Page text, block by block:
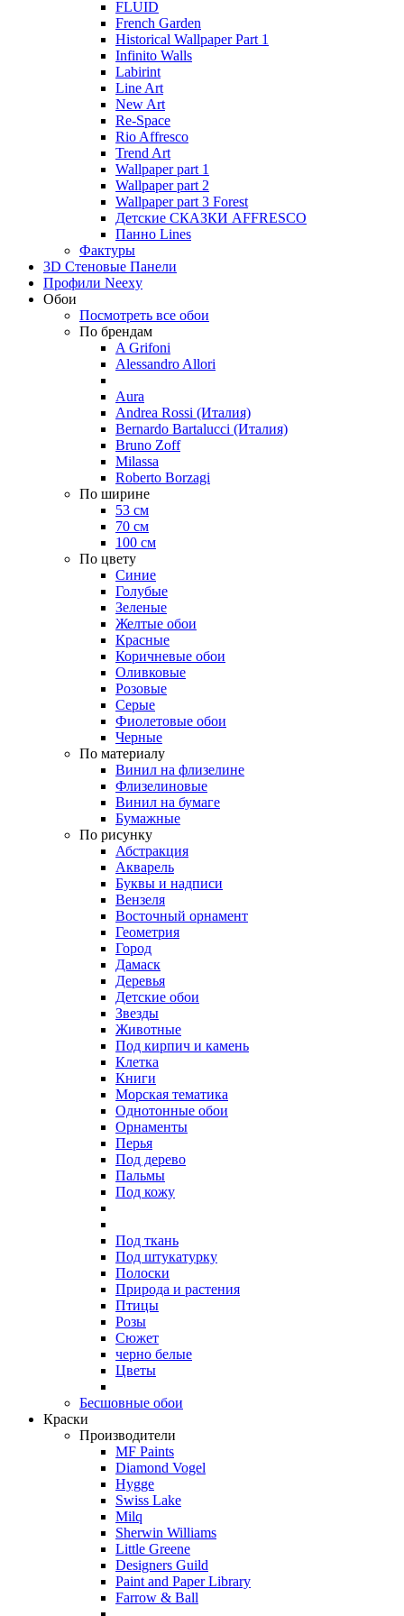
FLUID
French Garden
Historical Wallpaper Part 1
Infinito Walls
Labirint
Line Art
New Art
Re-Space
Rio Affresco
Trend Art
Wallpaper part 1
Wallpaper part 2
Wallpaper part 3 Forest
Детские СКАЗКИ AFFRESCO
Панно Lines
Фактуры
3D Стеновые Панели
Профили Neexy
Обои
Посмотреть все обои
По брендам
A Grifoni
Alessandro Allori
Aura
Andrea Rossi (Италия)
Bernardo Bartalucci (Италия)
Bruno Zoff
Milassa
Roberto Borzagi
По ширине
53 см
70 см
100 см
По цвету
Синие
Голубые
Зеленые
Желтые обои
Красные
Коричневые обои
Оливковые
Розовые
Серые
Фиолетовые обои
Черные
По материалу
Винил на флизелине
Флизелиновые
Винил на бумаге
Бумажные
По рисунку
Абстракция
Акварель
Буквы и надписи
Вензеля
Восточный орнамент
Геометрия
Город
Дамаск
Деревья
Детские обои
Звезды
Животные
Под кирпич и камень
Клетка
Книги
Морская тематика
Однотонные обои
Орнаменты
Перья
Под дерево
Пальмы
Под кожу
Под ткань
Под штукатурку
Полоски
Природа и растения
Птицы
Розы
Сюжет
черно белые
Цветы
Бесшовные обои
Краски
Производители
MF Paints
Diamond Vogel
Hygge
Swiss Lake
Milq
Sherwin Williams
Little Greene
Designers Guild
Paint and Paper Library
Farrow & Ball